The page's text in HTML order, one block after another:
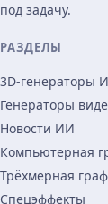
под задачу.
РАЗДЕЛЫ
3D-генераторы
Генераторы
Новости ИИ
Компьютерная
Трёхмерная
Спецэффекты